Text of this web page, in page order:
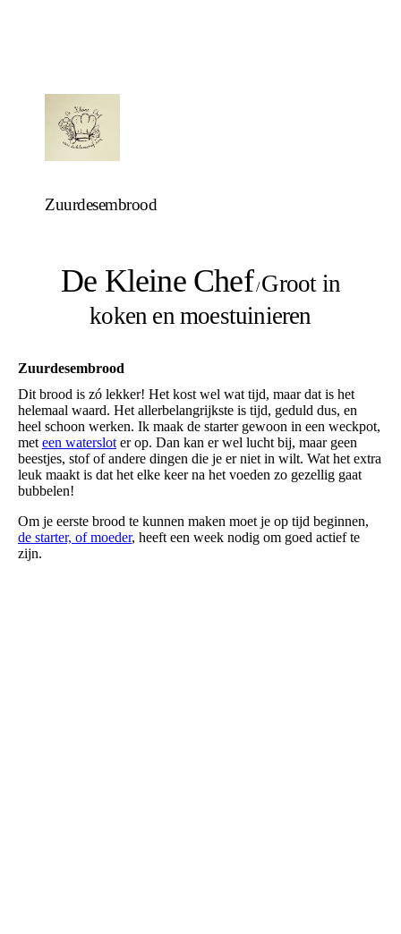
Zuurdesembrood
De Kleine Chef/Groot in
koken en moestuinieren
Zuurdesembrood
Dit brood is zó lekker! Het kost wel wat tijd, maar dat is het
helemaal waard. Het allerbelangrijkste is tijd, geduld dus, en
heel schoon werken. Ik maak de starter gewoon in een weckpot,
met een waterslot er op. Dan kan er wel lucht bij, maar geen
beestjes, stof of andere dingen die je er niet in wilt. Wat het extra
leuk maakt is dat het elke keer na het voeden zo gezellig gaat
bubbelen!
Om je eerste brood te kunnen maken moet je op tijd beginnen,
de starter, of moeder, heeft een week nodig om goed actief te
zijn.